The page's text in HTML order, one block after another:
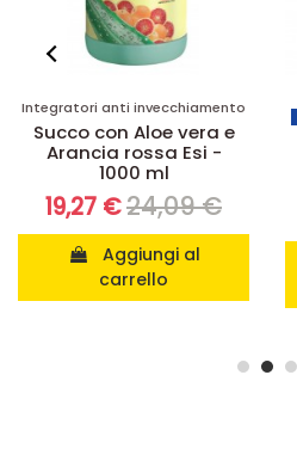
Integratori anti invecchiamento
Succo con Aloe vera e
Arancia rossa Esi -
1000 ml
19,27 €24,09 €
carrello